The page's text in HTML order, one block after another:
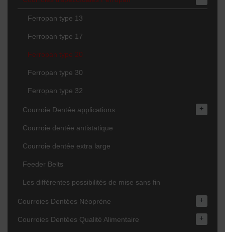
Ferropan type 13
Ferropan type 17
Ferropan type 20
Ferropan type 30
Ferropan type 32
Courroie Dentée applications +
Courroie dentée antistatique
Courroie dentée extra large
Feeder Belts
Les différentes possibilités de mise sans fin
Courroies Dentées Néoprène +
Courroies Dentées Qualité Alimentaire +